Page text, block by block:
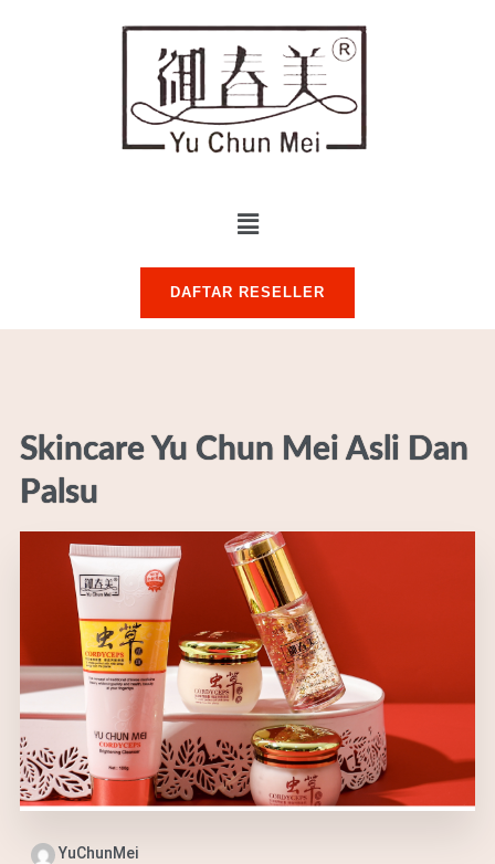
DAFTAR RESELLER
Skincare Yu Chun Mei Asli Dan
Palsu
YuChunMei